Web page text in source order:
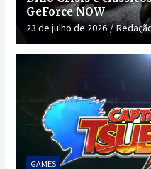
GeForce NOW
23 de julho de 2026
GAMES